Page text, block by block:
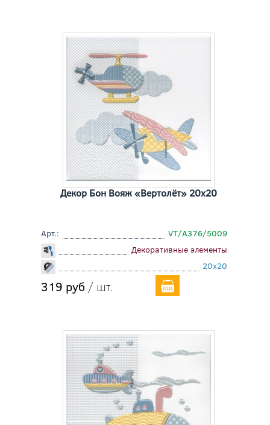
Декор Бон Вояж «Вертолёт» 20x20
Арт.:
VT/A376/5009
Декоративные элементы
20x20
319 руб / шт.